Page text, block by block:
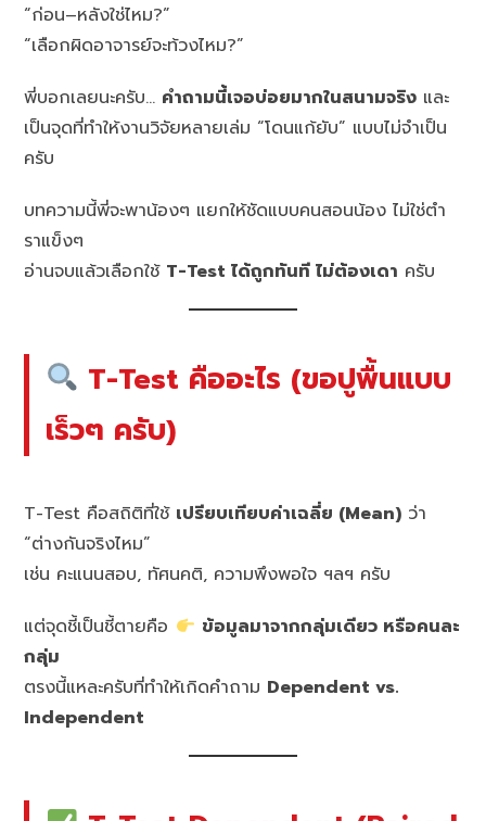
“ก่อน–หลังใช่ไหม?”
“เลือกผิดอาจารย์จะท้วงไหม?”
พี่บอกเลยนะครับ… คำถามนี้เจอบ่อยมากในสนามจริง และ
เป็นจุดที่ทำให้งานวิจัยหลายเล่ม “โดนแก้ยับ” แบบไม่จำเป็น
ครับ
บทความนี้พี่จะพาน้องๆ แยกให้ชัดแบบคนสอนน้อง ไม่ใช่ตำ
ราแข็งๆ
อ่านจบแล้วเลือกใช้ T-Test ได้ถูกทันที ไม่ต้องเดา ครับ
T-Test คืออะไร (ขอปูพื้นแบบ
เร็วๆ ครับ)
T-Test คือสถิติที่ใช้ เปรียบเทียบค่าเฉลี่ย (Mean) ว่า
“ต่างกันจริงไหม”
เช่น คะแนนสอบ, ทัศนคติ, ความพึงพอใจ ฯลฯ ครับ
แต่จุดชี้เป็นชี้ตายคือ
ข้อมูลมาจากกลุ่มเดียว หรือคนละ
กลุ่ม
ตรงนี้แหละครับที่ทำให้เกิดคำถาม Dependent vs.
Independent